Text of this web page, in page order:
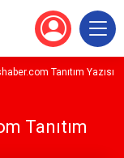
Tanıtım Yazısı
Tanıtım